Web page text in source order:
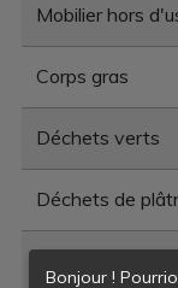
Mobilier hors
Corps gras
Déchets verts
Déchets de
Bonjour !